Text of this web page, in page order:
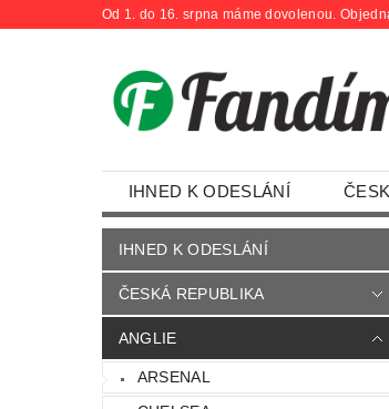
Od 1. do 16. srpna máme dovolenou.
IHNED K ODESLÁNÍ
OBCHODNÍ PODMÍNKY
IHNED K ODESLÁNÍ
ČESKÁ REPUBLIKA
ANGLIE
ARSENAL